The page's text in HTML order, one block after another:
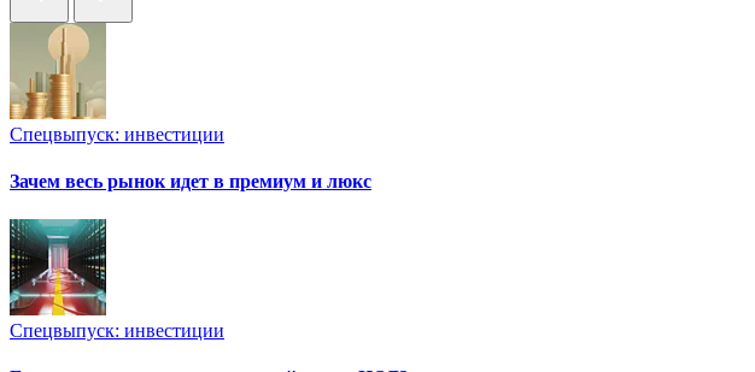
Спецвыпуск: инвестиции
Зачем весь рынок идет в премиум и люкс
Спецвыпуск: инвестиции